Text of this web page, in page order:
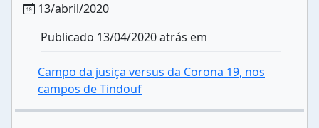
13/abril/2020
Publicado 13/04/2020 atrás em
Campo da jusiça versus da Corona 19, nos
campos de Tindouf